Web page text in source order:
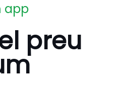
app
preu